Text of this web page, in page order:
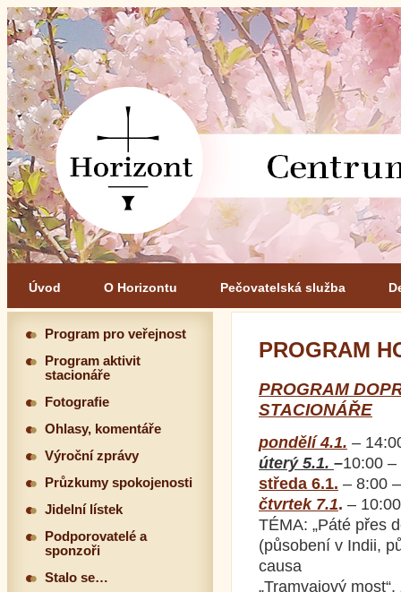
Úvod O Horizontu Pečovatelská služba
PROGRAM
PROGRAM
STACIONÁŘE
pondělí4.1. –
úterý 5.1. –10:00 –
středa 6.1. – 8:00
čtvrtek 7.1. –
TÉMA: „Páté přes
(působení v Indii,
causa
„Tramvajový
Program pro veřejnost
Program aktivit
stacionáře
Fotografie
Ohlasy, komentáře
Výroční zprávy
Průzkumy spokojenosti
Jidelní lístek
Podporovatelé a
sponzoři
Stalo se…